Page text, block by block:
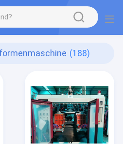
(188)